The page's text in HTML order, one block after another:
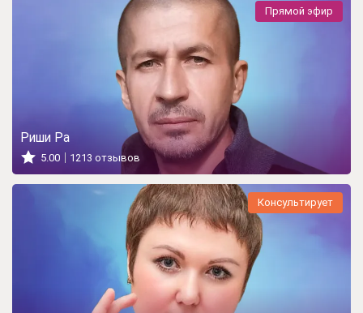
Прямой эфир
Риши Ра
5.00 1213 отзывов
Консультирует